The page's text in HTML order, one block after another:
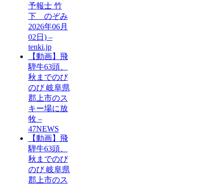
予報士 竹
下 のぞみ
2026年06月
02日) –
tenki.jp
【動画】飛
騨牛63頭、
秋までのび
のび 岐阜県
郡上市のス
キー場に放
牧 –
47NEWS
【動画】飛
騨牛63頭、
秋までのび
のび 岐阜県
郡上市のス